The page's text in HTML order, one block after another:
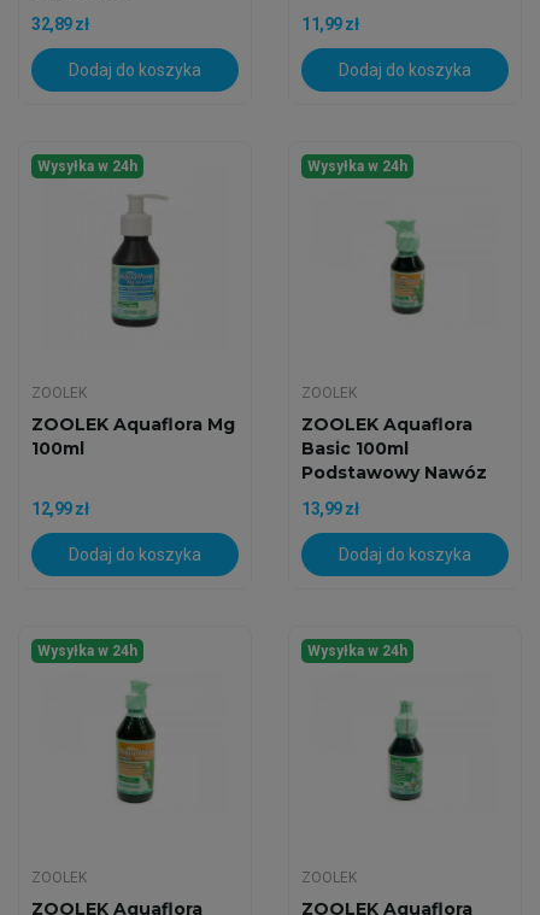
Mikroelementami
32,89 zł
Dodaj do koszyka
11,99 zł
Dodaj do koszyka
Wysyłka w 24h
ZOOLEK
ZOOLEK Aquaflora Mg
100ml
12,99 zł
Dodaj do koszyka
Wysyłka w 24h
ZOOLEK
ZOOLEK Aquaflora
Basic 100ml
Podstawowy Nawóz
13,99 zł
Dodaj do koszyka
Wysyłka w 24h
ZOOLEK
ZOOLEK Aquaflora
Wysyłka w 24h
ZOOLEK
ZOOLEK Aquaflora